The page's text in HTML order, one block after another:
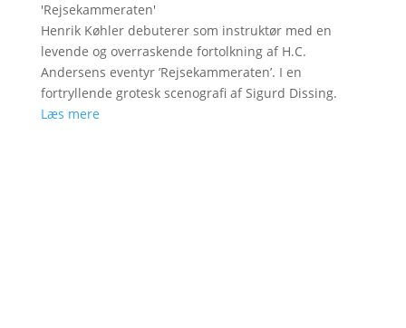
'Rejsekammeraten'
Henrik Køhler debuterer som instruktør med en
levende og overraskende fortolkning af H.C.
Andersens eventyr ’Rejsekammeraten’. I en
fortryllende grotesk scenografi af Sigurd Dissing.
Læs mere